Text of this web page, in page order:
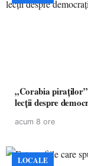
„Corabia piraților”
lecții despre
acum 8 ore
LOCALE